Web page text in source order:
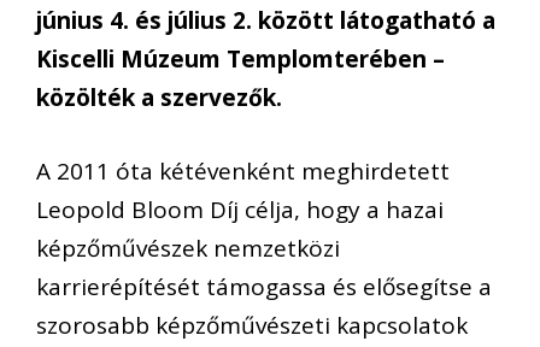
június 4. és július 2. között látogatható a
Kiscelli Múzeum Templomterében –
közölték a szervezők.
A 2011 óta kétévenként meghirdetett
Leopold Bloom Díj célja, hogy a hazai
képzőművészek nemzetközi
karrierépítését támogassa és elősegítse a
szorosabb képzőművészeti kapcsolatok